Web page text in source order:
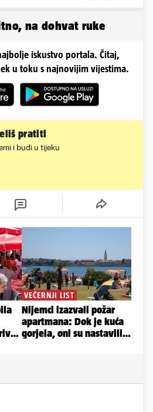
na dohvat ruke
iskustvo portala. Čitaj,
u toku s najnovijim vijestima.
pratiti
i budi u tijeku